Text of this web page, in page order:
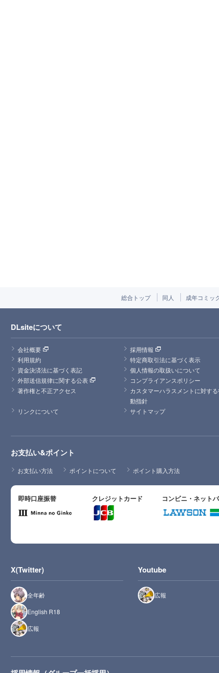
総合トップ 同人 成年コミッ
DLsiteについて
会社概要
採用情報
利用規約
特定商取引法に基づく表示
資金決済法に基づく表記
個人情報の取扱いについて
外部送信規律に関する公表
コンプライアンスポリシー
著作権と不正アクセス
カスタマーハラスメントに対す
動指針
リンクについて
サイトマップ
お支払い&ポイント
お支払い方法 ポイントについて ポイント購入方法
即時口座振替 クレジットカード コンビニ・ネット
X(Twitter)
全年齢
English R18
広報
Youtube
広報